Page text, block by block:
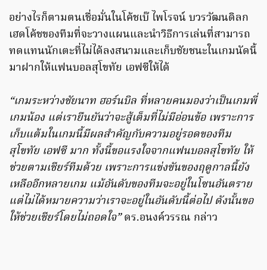
อย่างไรก็ตามตนเชื่อมั่นในโค้ชเบ๊ ไพโรจน์ บวรวัฒนดิลก
เฮดโค้ชของทีมที่จะวางแผนและนำวิธีการเล่นที่สามารถ
ทดแทนนักเตะที่ไม่ได้ลงสนามและเก็บชัยชนะในเกมนัดนี้
มาฝากให้แฟนบอลสุโขทัย เอฟซีให้ได้
“เกมระหว่างชัยนาท ฮอร์นบิล ที่หลายคนมองว่าเป็นเกมพี่
เกมน้อง แต่เรายืนยันว่าจะสู้เต็มที่ไม่มีอ่อนข้อ เพราะการ
เก็บแต้มในเกมนี้มีผลสำคัญกับความอยู่รอดของทีม
สุโขทัย เอฟซี มาก ทั้งนี้ขอแรงใจจากแฟนบอลสุโขทัย ให้
ช่วยตามเชียร์ทีมด้วย เพราะการแข่งขันของฤดูกาลนี้ยัง
เหลืออีกหลายเกม แม้อันดับของทีมจะอยู่ในโซนอันตราย
แต่ไม่ได้หมายความว่าเราจะอยู่ในอันดับนี้ต่อไป ดังนั้นขอ
ให้ช่วยเชียร์โดยไม่ถอดใจ”ดร.อนงค์วรรณ กล่าว